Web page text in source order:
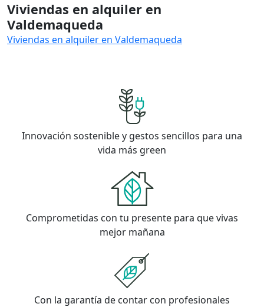
Viviendas en alquiler en
Valdemaqueda
Viviendas en alquiler en Valdemaqueda
Innovación sostenible y gestos sencillos para una
vida más green
Comprometidas con tu presente para que vivas
mejor mañana
Con la garantía de contar con profesionales